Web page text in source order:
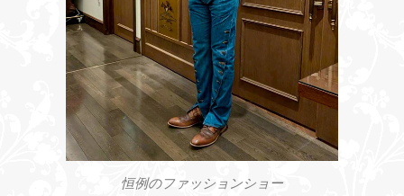
恒例のファッションショー